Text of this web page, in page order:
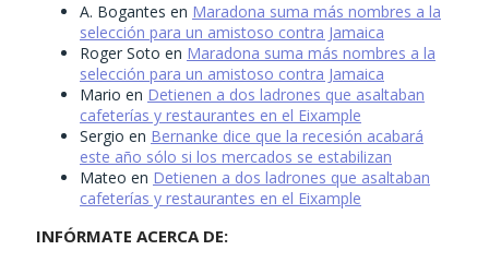
A. Bogantes en Maradona suma más nombres a la
selección para un amistoso contra Jamaica
Roger Soto en Maradona suma más nombres a la
selección para un amistoso contra Jamaica
Mario en Detienen a dos ladrones que asaltaban
cafeterías y restaurantes en el Eixample
Sergio en Bernanke dice que la recesión acabará
este año sólo si los mercados se estabilizan
Mateo en Detienen a dos ladrones que asaltaban
cafeterías y restaurantes en el Eixample
INFÓRMATE ACERCA DE: